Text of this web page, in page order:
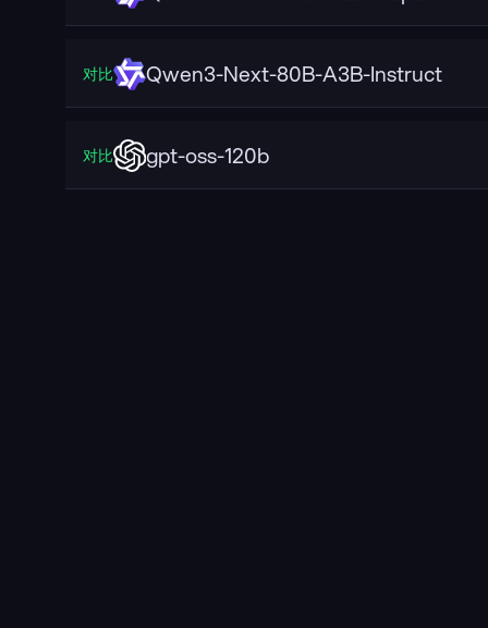
对比 Qwen3-Next-80B-A3B-Instruct
对比 gpt-oss-120b